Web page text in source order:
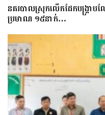
នគរបាលស្រុកលើកដែកបង្ក្រាប
ប្រមាណ ១៥នាក់…